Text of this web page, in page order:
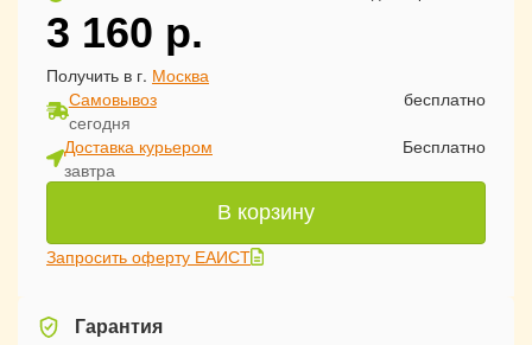
3 160 р.
Получить в г. Москва
Самовывоз
сегодня
бесплатно
Доставка курьером
завтра
Бесплатно
В корзину
Запросить оферту ЕАИСТ
Гарантия